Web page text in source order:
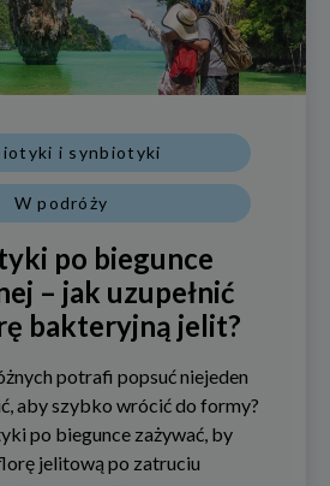
i synbiotyki
W podróży
po biegunce
– jak uzupełnić
bakteryjną jelit?
potrafi popsuć niejeden
aby szybko wrócić do formy?
po biegunce zażywać, by
jelitową po zatruciu